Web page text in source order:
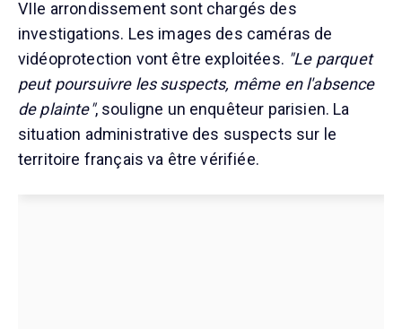
VIIe arrondissement sont chargés des
investigations. Les images des caméras de
vidéoprotection vont être exploitées. "Le parquet
peut poursuivre les suspects, même en l'absence
de plainte", souligne un enquêteur parisien. La
situation administrative des suspects sur le
territoire français va être vérifiée.